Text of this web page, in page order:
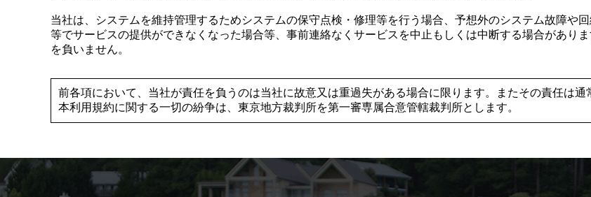
当社は、システムを維持管理するためシステムの保守点検・修理等を行う場合、予想外のシステム故障や
等でサービスの提供ができなくなった場合等、事前連絡なくサービスを中止もしくは中断する場合があり
を負いません。
前各項において、当社が責任を負うのは当社に故意又は重過失がある場合に限ります。またその責任は通
本利用規約に関する一切の紛争は、東京地方裁判所を第一審専属合意管轄裁判所とします。